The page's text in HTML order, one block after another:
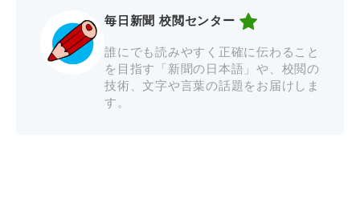
毎日新聞 校閲センター
誰にでも読みやすく正確に伝わること
を目指す「新聞の日本語」や、校閲の
技術、文字や言葉の話題をお届けしま
す。